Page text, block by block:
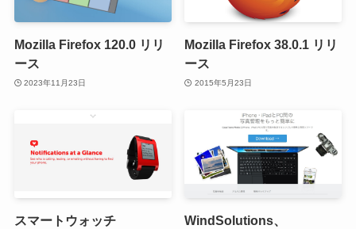
Mozilla Firefox 120.0 リリ
ース
2023年11月23日
Mozilla Firefox 38.0.1 リリ
ース
2015年5月23日
スマートウォッチ
WindSolutions、